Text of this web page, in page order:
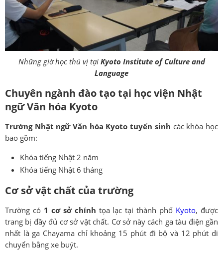
Những giờ học thú vị tại Kyoto Institute of Culture and
Language
Chuyên ngành đào tạo tại học viện Nhật
ngữ Văn hóa Kyoto
Trường Nhật ngữ Văn hóa Kyoto tuyển sinh các khóa học
bao gồm:
Khóa tiếng Nhật 2 năm
Khóa tiếng Nhật 6 tháng
Cơ sở vật chất của trường
Trường có 1 cơ sở chính tọa lạc tại thành phố Kyoto, được
trang bị đầy đủ cơ sở vật chất. Cơ sở này cách ga tàu điện gần
nhất là ga Chayama chỉ khoảng 15 phút đi bộ và 12 phút di
chuyển bằng xe buýt.